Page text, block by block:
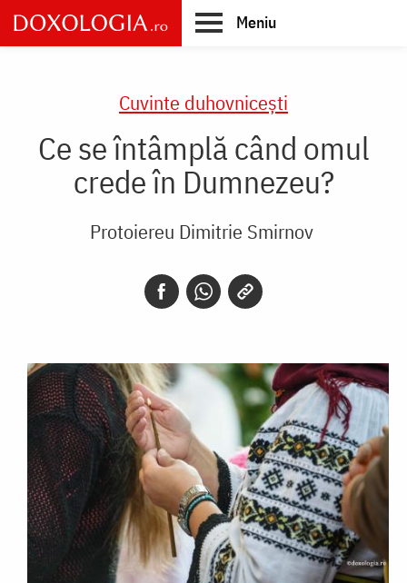
Skip
to
main
Meniu
Cuvinte duhovnicești
Ce se întâmplă când omul
crede în Dumnezeu?
Protoiereu Dimitrie Smirnov